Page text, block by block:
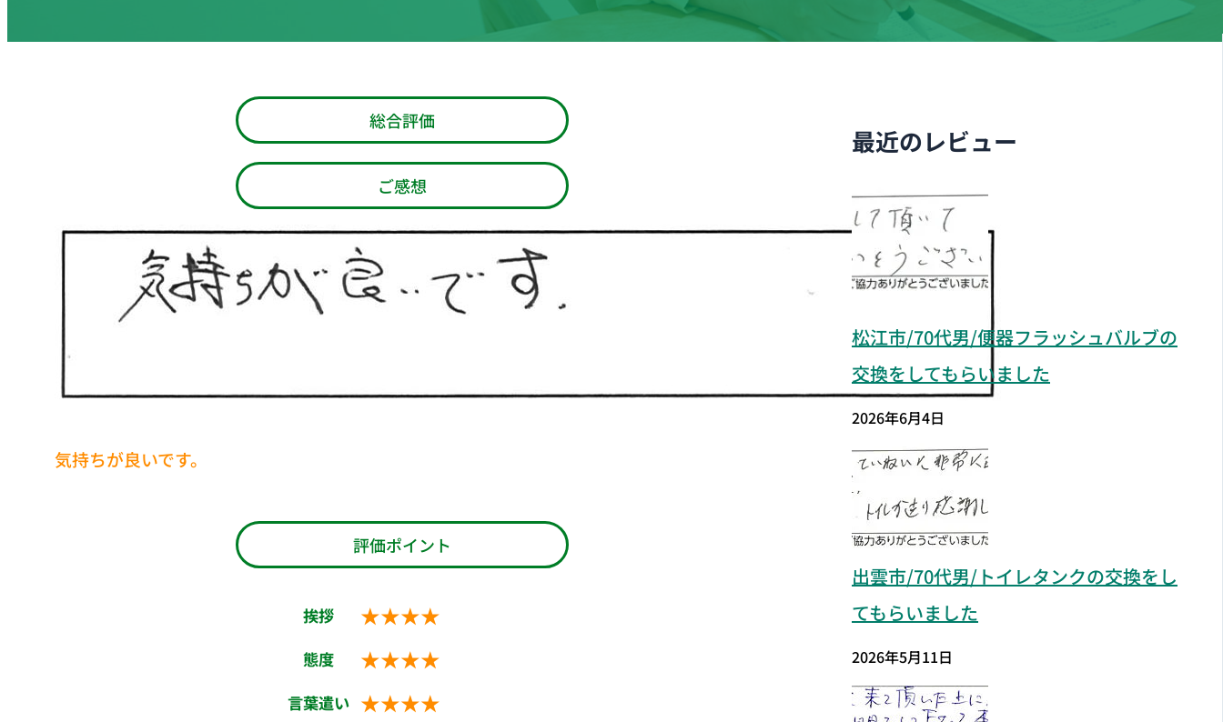
総合評価
ご感想
気持ちが良いです。
評価ポイント
挨拶 ★★★★
態度 ★★★★
言葉遣い ★★★★
最近のレビュー
松江市/70代男/便器フラッシュバルブの
交換をしてもらいました
2026年6月4日
出雲市/70代男/トイレタンクの交換をし
てもらいました
2026年5月11日